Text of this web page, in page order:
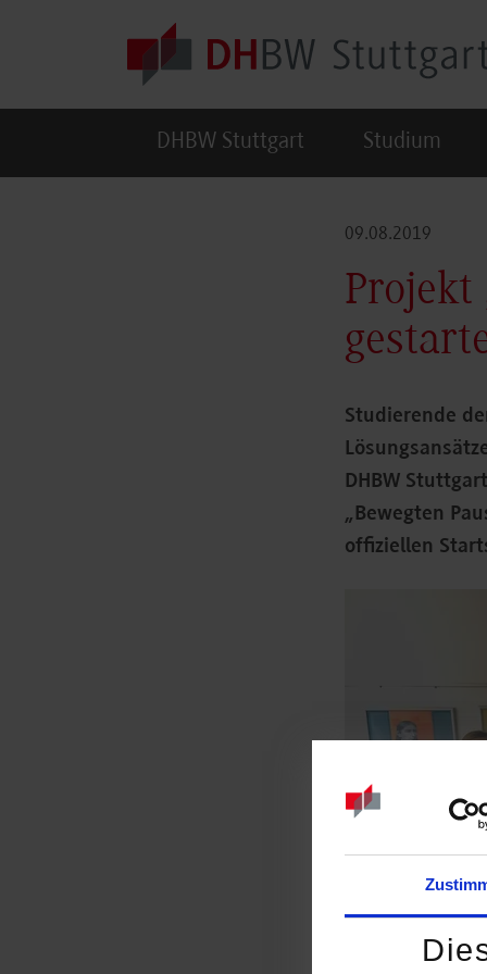
DHBW Stuttgart Studium
09.08.2019
Projekt
Studierende
DHBW
„Bewegten
offiziellen